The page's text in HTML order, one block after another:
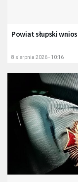
Powiat słupski
8 sierpnia 2026 - 10:16